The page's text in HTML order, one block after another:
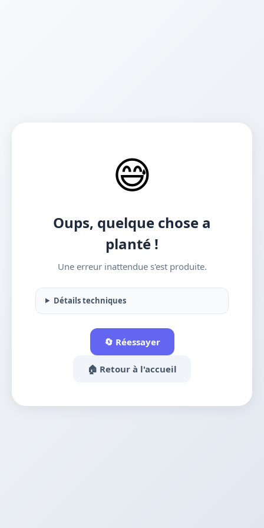
😅
Oups, quelque chose a
planté !
Une erreur inattendue s'est produite.
Détails techniques
🔄 Réessayer
🏠 Retour à l'accueil